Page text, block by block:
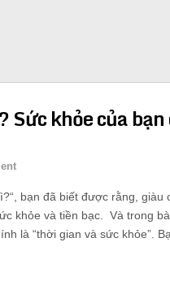
Sức khỏe của bạn
bạn đã biết được rằng, giàu
khỏe và tiền bạc. Và trong
là “thời gian và sức khỏe”.